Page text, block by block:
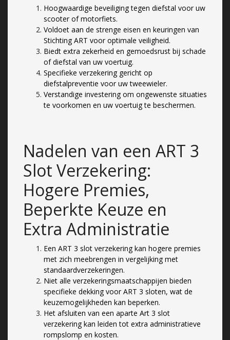
Hoogwaardige beveiliging tegen diefstal voor uw
scooter of motorfiets.
Voldoet aan de strenge eisen en keuringen van
Stichting ART voor optimale veiligheid.
Biedt extra zekerheid en gemoedsrust bij schade
of diefstal van uw voertuig.
Specifieke verzekering gericht op
diefstalpreventie voor uw tweewieler.
Verstandige investering om ongewenste situaties
te voorkomen en uw voertuig te beschermen.
Nadelen van een ART 3
Slot Verzekering:
Hogere Premies,
Beperkte Keuze en
Extra Administratie
Een ART 3 slot verzekering kan hogere premies
met zich meebrengen in vergelijking met
standaardverzekeringen.
Niet alle verzekeringsmaatschappijen bieden
specifieke dekking voor ART 3 sloten, wat de
keuzemogelijkheden kan beperken.
Het afsluiten van een aparte Art 3 slot
verzekering kan leiden tot extra administratieve
rompslomp en kosten.